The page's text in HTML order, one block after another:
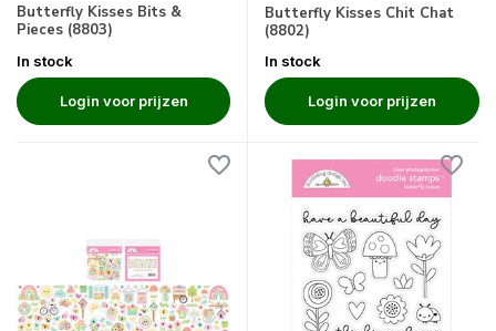
Butterfly Kisses Bits &
Pieces (8803)
In stock
Login voor prijzen
Butterfly Kisses Chit Chat
(8802)
In stock
Login voor prijzen